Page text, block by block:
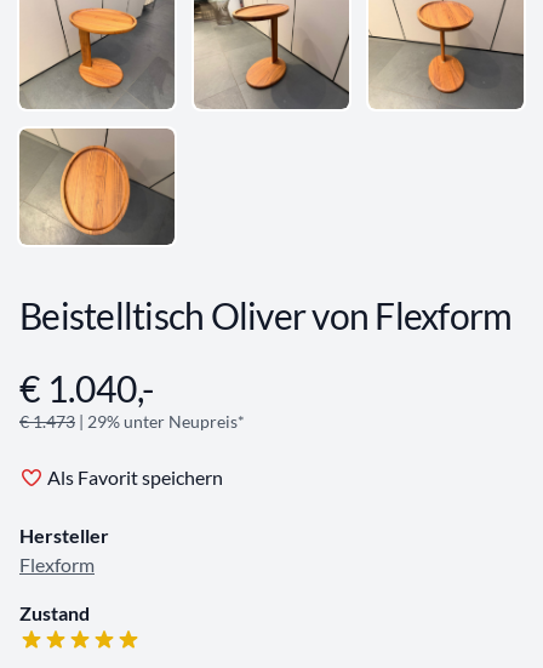
Beistelltisch Oliver von Flexform
Angebotsinformationen
€ 1.040,-
€ 1.473 | 29% unter Neupreis*
Als Favorit speichern
Hersteller
Flexform
Zustand